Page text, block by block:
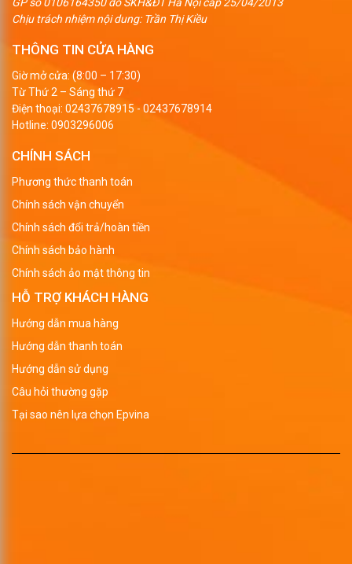
Chịu trách nhiệm nội dung: Trần Thị Kiều
THÔNG TIN CỬA HÀNG
Giờ mở cửa: (8:00 – 17:30)
Từ Thứ 2 – Sáng thứ 7
Điện thoại: 02437678915 - 02437678914
Hotline: 0903296006
CHÍNH SÁCH
Phương thức thanh toán
Chính sách vận chuyển
Chính sách đổi trả/hoàn tiền
Chính sách bảo hành
Chính sách ảo mật thông tin
HỖ TRỢ KHÁCH HÀNG
Hướng dẫn mua hàng
Hướng dẫn thanh toán
Hướng dẫn sử dụng
Câu hỏi thường gặp
Tại sao nên lựa chọn Epvina